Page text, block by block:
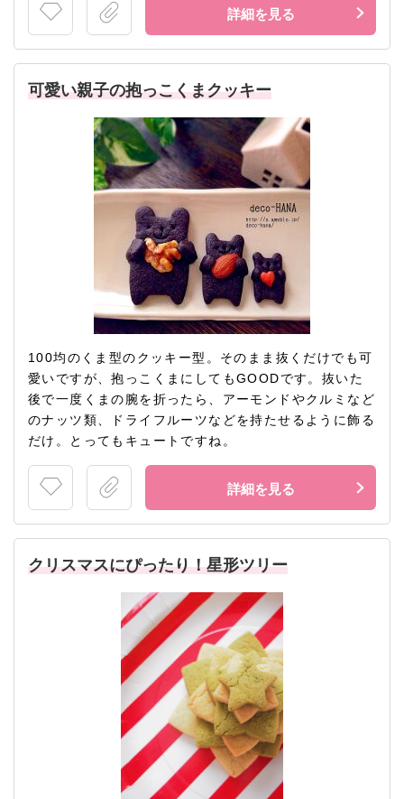
詳細を見る
可愛い親子の抱っこくまクッキー
100均のくま型のクッキー型。そのまま抜くだけでも可
愛いですが、抱っこくまにしてもGOODです。抜いた
後で一度くまの腕を折ったら、アーモンドやクルミなど
のナッツ類、ドライフルーツなどを持たせるように飾る
だけ。とってもキュートですね。
詳細を見る
クリスマスにぴったり！星形ツリー